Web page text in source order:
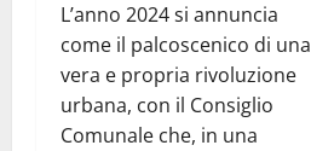
L’anno 2024 si annuncia
come il palcoscenico di una
vera e propria rivoluzione
urbana, con il Consiglio
Comunale che, in una